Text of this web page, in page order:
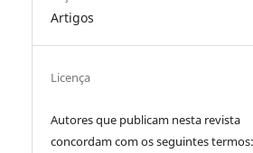
Artigos
Licença
Autores que publicam nesta revista
concordam com os seguintes termos: